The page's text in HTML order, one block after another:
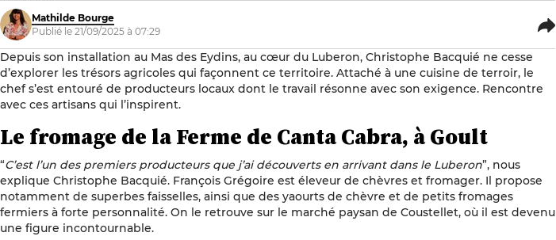
Mathilde Bourge
Publié le 21/09/2025 à 07:29
Depuis son installation au Mas des Eydins, au cœur du Luberon, Christophe Bacquié ne cesse
d’explorer les trésors agricoles qui façonnent ce territoire. Attaché à une cuisine de terroir, le
chef s’est entouré de producteurs locaux dont le travail résonne avec son exigence. Rencontre
avec ces artisans qui l’inspirent.
Le fromage de la Ferme de Canta Cabra, à Goult
“C’est l’un des premiers producteurs que j’ai découverts en arrivant dans le Luberon”, nous
explique Christophe Bacquié. François Grégoire est éleveur de chèvres et fromager. Il propose
notamment de superbes faisselles, ainsi que des yaourts de chèvre et de petits fromages
fermiers à forte personnalité. On le retrouve sur le marché paysan de Coustellet, où il est devenu
une figure incontournable.